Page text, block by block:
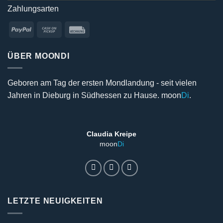
Zahlungsarten
PayPal
Cash
Pickup
ÜBER MOONDI
Geboren am Tag der ersten Mondlandung - seit vielen
Jahren in Dieburg in Südhessen zu Hause. moonDi.
Claudia Kreipe
moon Di
LETZTE NEUIGKEITEN